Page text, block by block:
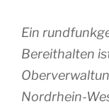
Ein
Bereithalten
Nordrhein-